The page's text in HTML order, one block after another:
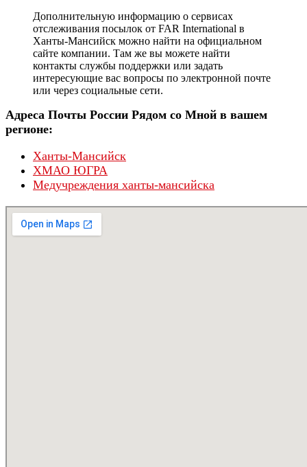
Дополнительную информацию о сервисах
отслеживания посылок от FAR International в
Ханты-Мансийск можно найти на официальном
сайте компании. Там же вы можете найти
контакты службы поддержки или задать
интересующие вас вопросы по электронной почте
или через социальные сети.
Адреса Почты России Рядом со Мной в вашем
регионе:
Ханты-Мансийск
ХМАО ЮГРА
Медучреждения ханты-мансийска